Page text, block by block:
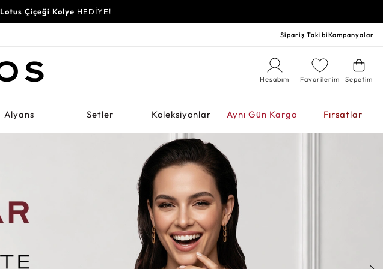
Lotus Çiçeği Kolye HEDİYE!
Sipariş TakibiKampanyalar
Sepetim
Favorilerim
Hesabım
Alyans Setler Koleksiyonlar Aynı Gün Kargo Fırsatlar